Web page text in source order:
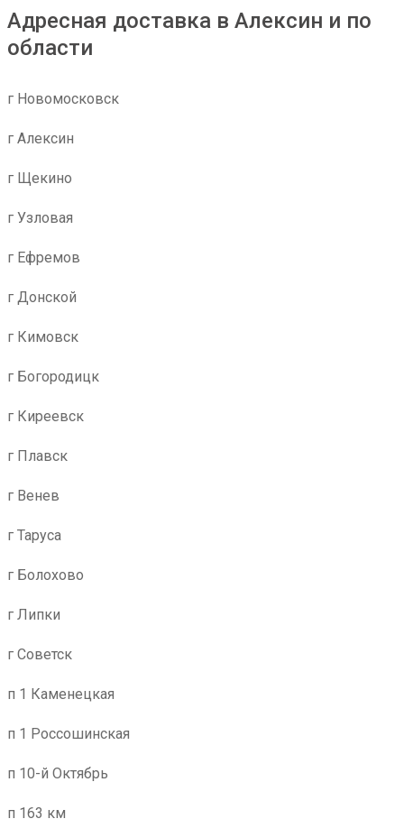
Адресная доставка в Алексин и по
области
г Новомосковск
г Алексин
г Щекино
г Узловая
г Ефремов
г Донской
г Кимовск
г Богородицк
г Киреевск
г Плавск
г Венев
г Таруса
г Болохово
г Липки
г Советск
п 1 Каменецкая
п 1 Россошинская
п 10-й Октябрь
п 163 км